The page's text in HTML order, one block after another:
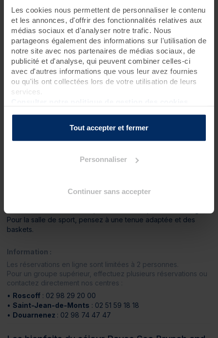
Les cookies nous permettent de personnaliser le contenu
et les annonces, d'offrir des fonctionnalités relatives aux
médias sociaux et d'analyser notre trafic. Nous
partageons également des informations sur l'utilisation de
notre site avec nos partenaires de médias sociaux, de
publicité et d'analyse, qui peuvent combiner celles-ci
avec d'autres informations que vous leur avez fournies
ou qu'ils ont collectées lors de votre utilisation de leurs
services.
Tout accepter et fermer
Personnaliser
Continuer sans accepter
Découvrez nos menus Brunch :
Menu Brunch au restaurant Fleur marine à Roscoff
Menu Brunch au restaurant l'Aromatik à Douarnenez
Menu Brunch au restaurant le Bois cendré à Saint-
Jean-de-Monts
Programme des soins
1 formule brunch au restaurant de 11h30 à 14h
à Douarnenez et de 14h à 19h à Saint-Jean-de-Monts
Maillot, bonnet, sandales et serviette obligatoires pour l’accès
Pour la salle de sport, pensez à une tenue adaptée et des
baskets.
Information :
Les réservations en ligne sont limitées à 2 personnes.
Pour un groupe supérieur, effectuez plusieurs réservations ou
contactez directement nos centres :
• Roscoff : 02 98 29 20 00
• Saint-Jean-de-Monts : 02 51 59 18 18
• Douarnenez : 02 98 74 47 47